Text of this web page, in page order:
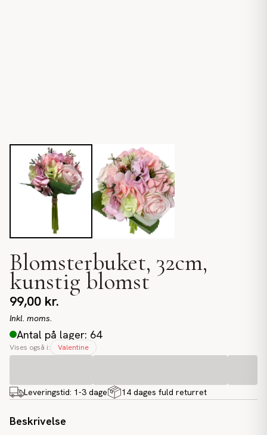
Blomsterbuket, 32cm,
kunstig blomst
99,00 kr.
Inkl. moms.
Antal på lager: 64
Vises også i: Valentine
Leveringstid: 1-3 dage 14 dages fuld returret
Beskrivelse